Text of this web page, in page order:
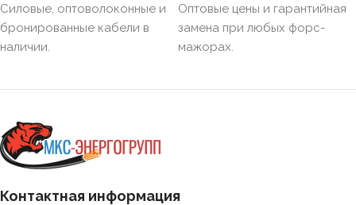
Силовые, оптоволоконные и
бронированные кабели в
наличии.
Оптовые цены и гарантийная
замена при любых форс-
мажорах.
Контактная информация